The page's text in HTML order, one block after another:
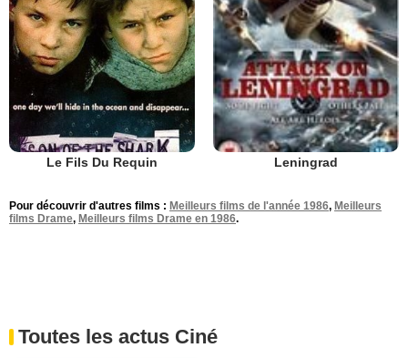
Le Fils Du Requin Leningrad
Pour découvrir d'autres films : Meilleurs films de l'année 1986, Meilleurs
films Drame, Meilleurs films Drame en 1986.
Toutes les actus Ciné